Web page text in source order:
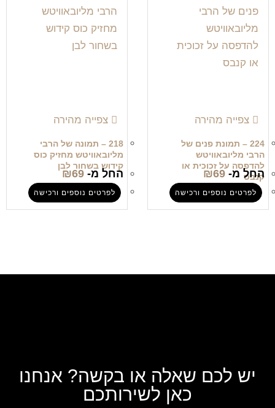
צפייה מהירה
224 – תמונת פנים של
הרבי מליובאוויטש
להדפסה על זכוכית או
קנבס
החל מ- ₪69
לפרטים נוספים ורכישה
צפייה מהירה
218 – תמונה של הרבי
מליובאוויטש מחזיק כוס
קידוש בשחור לבן
החל מ- ₪69
לפרטים נוספים ורכישה
יש לכם שאלה או בקשה? אנחנו
כאן לשירותכם